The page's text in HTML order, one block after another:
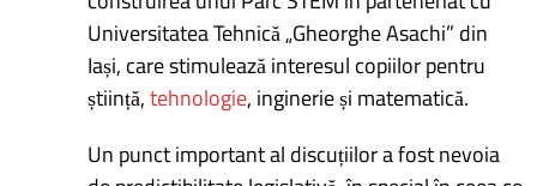
Universitatea Tehnică „Gheorghe Asachi” din
Iași, care stimulează interesul copiilor pentru
știință,tehnologie, inginerie și matematică.
Un punct important al discuțiilor a fost nevoia